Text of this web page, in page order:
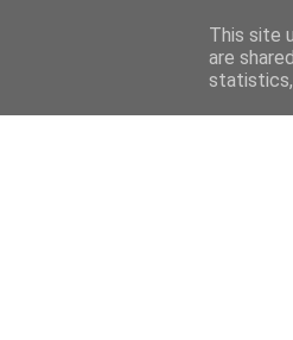
This site
are
statistics,